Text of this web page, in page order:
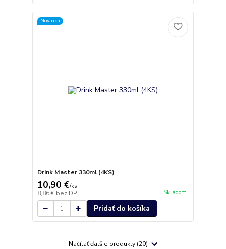
Novinka
Drink Master 330ml (4KS)
10,90 €/ks
8,86 € bez DPH Skladom
Pridať do košíka
Načítať ďalšie produkty (20)